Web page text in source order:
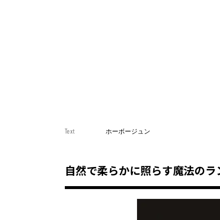
Text ホーボージュン
自然で柔らかに照らす魔法のラ